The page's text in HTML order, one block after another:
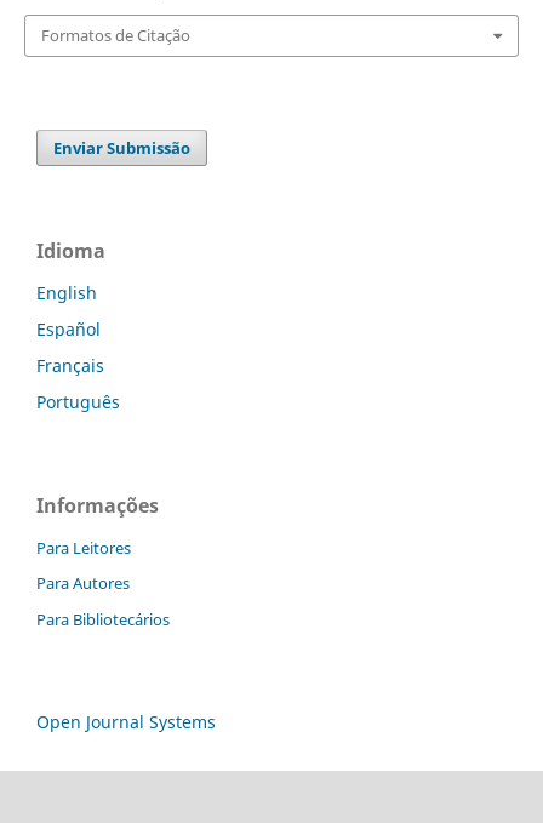
Formatos de Citação
Enviar Submissão
Idioma
English
Español
Français
Português
Informações
Para Leitores
Para Autores
Para Bibliotecários
Open Journal Systems